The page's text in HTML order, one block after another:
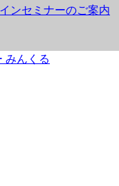
ンセミナーのご案内